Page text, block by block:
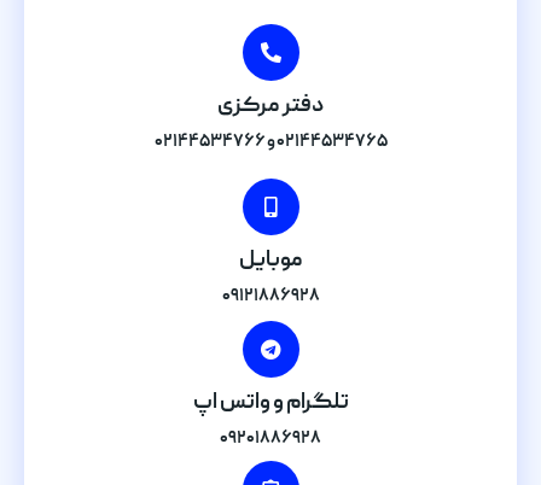
دفتر مرکزی
۰۲۱۴۴۵۳۴۷۶۵ و ۰۲۱۴۴۵۳۴۷۶۶
موبایل
۰۹۱۲۱۸۸۶۹۲۸
تلگرام و واتس اپ
۰۹۲۰۱۸۸۶۹۲۸